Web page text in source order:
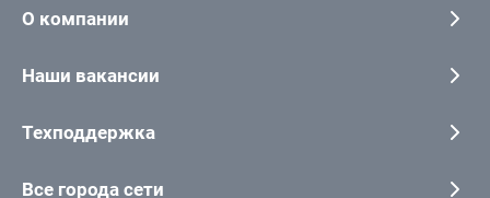
О компании
Наши вакансии
Техподдержка
Все города сети